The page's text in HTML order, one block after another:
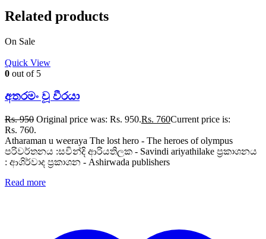
Related products
On Sale
Quick View
0 out of 5
අතරමං වූ වීරයා
Rs.950 Original price was: Rs. 950.Rs. 760Current price is:
Rs. 760.
Atharaman u weeraya The lost hero - The heroes of olympus
පරිවර්තනය :සවින්දි ආරියතිලක - Savindi ariyathilake ප්‍රකාශනය
: ආශිර්වාද ප්‍රකාශන - Ashirwada publishers
Read more